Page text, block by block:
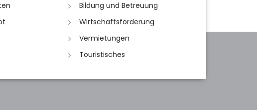
Bildung und Betreuung
Wirtschaftsförderung
Vermietungen
Touristisches